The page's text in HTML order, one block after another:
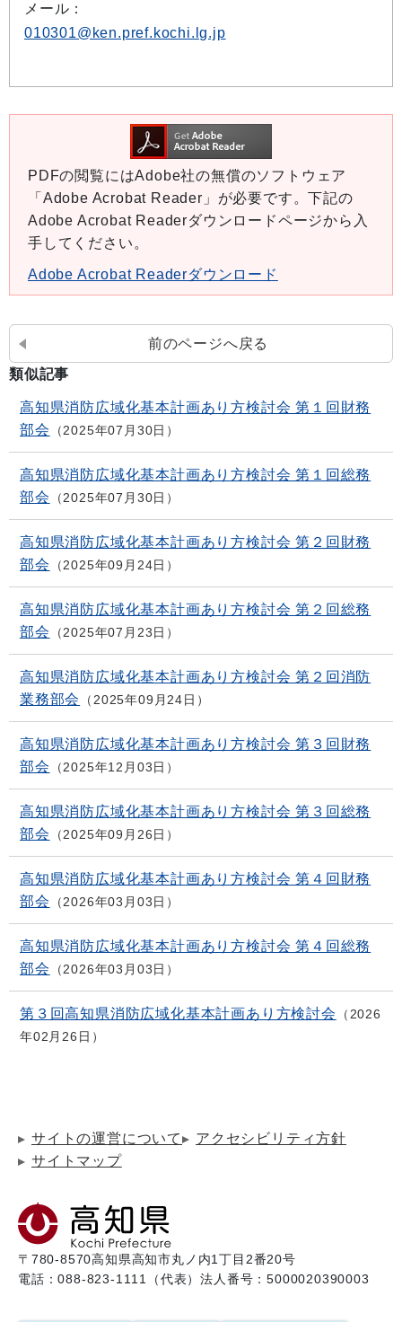
メール：
010301@ken.pref.kochi.lg.jp
PDFの閲覧にはAdobe社の無償のソフトウェア
「Adobe Acrobat Reader」が必要です。下記の
Adobe Acrobat Readerダウンロードページから入
手してください。
Adobe Acrobat Readerダウンロード
前のページへ戻る
類似記事
高知県消防広域化基本計画あり方検討会 第１回財務
部会
2025年07月30日
高知県消防広域化基本計画あり方検討会 第１回総務
部会
2025年07月30日
高知県消防広域化基本計画あり方検討会 第２回財務
部会
2025年09月24日
高知県消防広域化基本計画あり方検討会 第２回総務
部会
2025年07月23日
高知県消防広域化基本計画あり方検討会 第２回消防
業務部会
2025年09月24日
高知県消防広域化基本計画あり方検討会 第３回財務
部会
2025年12月03日
高知県消防広域化基本計画あり方検討会 第３回総務
部会
2025年09月26日
高知県消防広域化基本計画あり方検討会 第４回財務
部会
2026年03月03日
高知県消防広域化基本計画あり方検討会 第４回総務
部会
2026年03月03日
第３回高知県消防広域化基本計画あり方検討会
2026
年02月26日
サイトの運営について
アクセシビリティ方針
サイトマップ
〒780-8570高知県高知市丸ノ内1丁目2番20号
電話：088-823-1111（代表）法人番号：5000020390003